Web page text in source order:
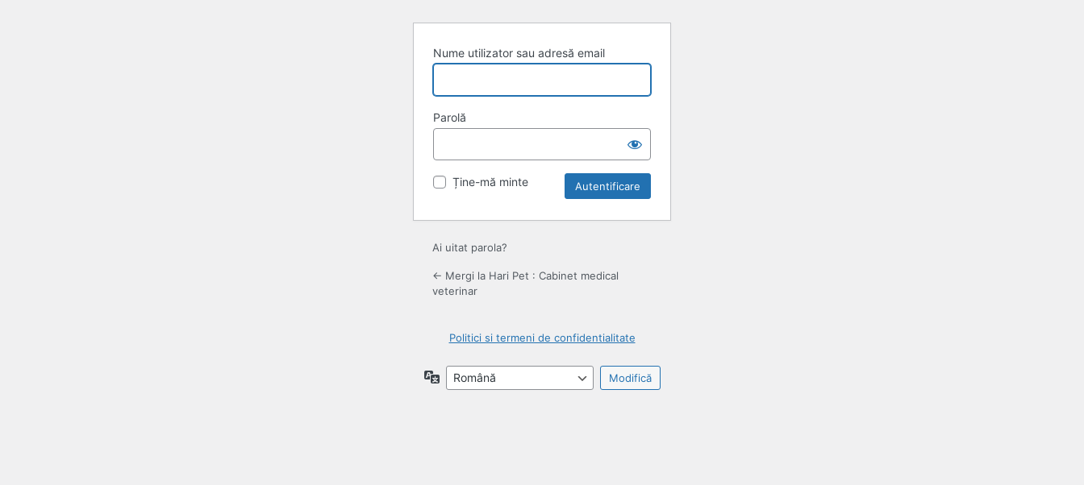
Nume utilizator sau adresă email
Parolă
Ține-mă minte
Ai uitat parola?
← Mergi la Hari Pet : Cabinet medical
veterinar
Politici si termeni de confidentialitate
Limbă